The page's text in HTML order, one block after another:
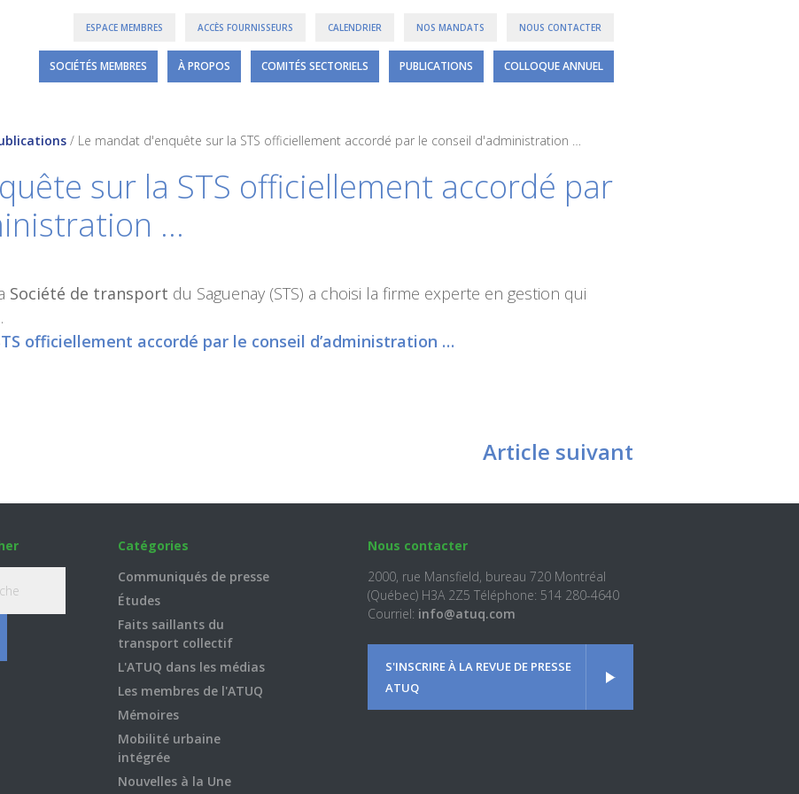
ESPACE MEMBRES ACCÈS FOURNISSEURS CALENDRIER NOS MANDATS NOUS CONTACTER
SOCIÉTÉS MEMBRES À PROPOS COMITÉS SECTORIELS PUBLICATIONS COLLOQUE ANNUEL
/ Le mandat d'enquête sur la STS officiellement accordé par le conseil d'administration …
sur la STS officiellement accordé par
…
Société de transport du Saguenay (STS) a choisi la firme experte en gestion qui
officiellement accordé par le conseil d’administration …
Article suivant
Catégories
Communiqués de presse
Études
Faits saillants du
transport collectif
L'ATUQ dans les médias
Les membres de l'ATUQ
Mémoires
Mobilité urbaine
intégrée
Nouvelles à la Une
Nous contacter
2000, rue Mansfield, bureau 720 Montréal
(Québec) H3A 2Z5 Téléphone: 514 280-4640
Courriel: info@atuq.com
S'INSCRIRE À LA REVUE DE PRESSE
ATUQ